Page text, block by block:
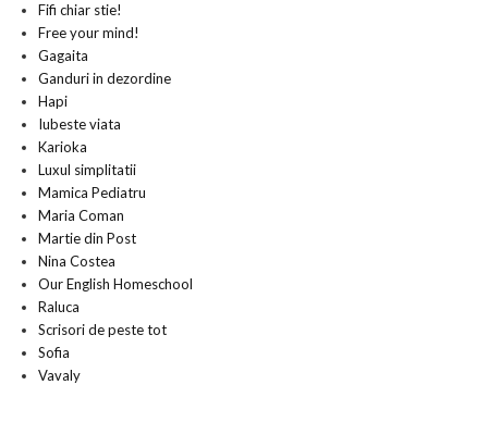
Fifi chiar stie!
Free your mind!
Gagaita
Ganduri in dezordine
Hapi
Iubeste viata
Karioka
Luxul simplitatii
Mamica Pediatru
Maria Coman
Martie din Post
Nina Costea
Our English Homeschool
Raluca
Scrisori de peste tot
Sofia
Vavaly